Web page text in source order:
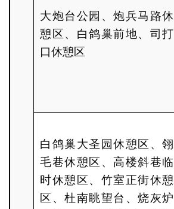
大炮台公园、炮兵马路休
憩区、白鸽巢前地、司打
口休憩区
白鸽巢大圣园休憩区、翎
毛巷休憩区、高楼斜巷临
时休憩区、竹室正街休憩
区、杜南眺望台、烧灰炉